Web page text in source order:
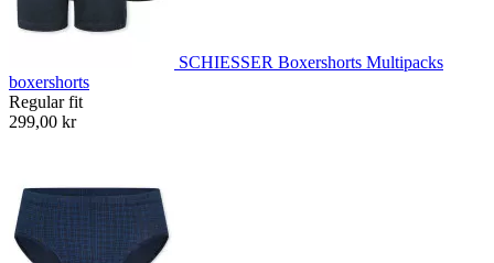
SCHIESSER Boxershorts Multipacks
boxershorts
Regular fit
299,00 kr